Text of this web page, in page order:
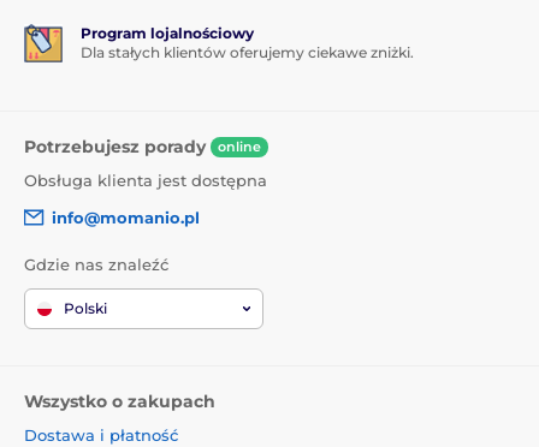
Program lojalnościowy
Dla stałych klientów oferujemy ciekawe zniżki.
Potrzebujesz porady online
Obsługa klienta jest dostępna
info@momanio.pl
Gdzie nas znaleźć
Polski
Wszystko o zakupach
Dostawa i płatność